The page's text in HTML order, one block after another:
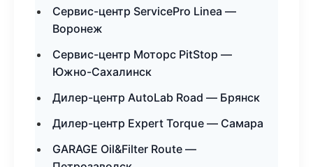
Сервис-центр ServicePro Linea —
Воронеж
Сервис-центр Моторс PitStop —
Южно-Сахалинск
Дилер-центр AutoLab Road — Брянск
Дилер-центр Expert Torque — Самара
GARAGE Oil&Filter Route —